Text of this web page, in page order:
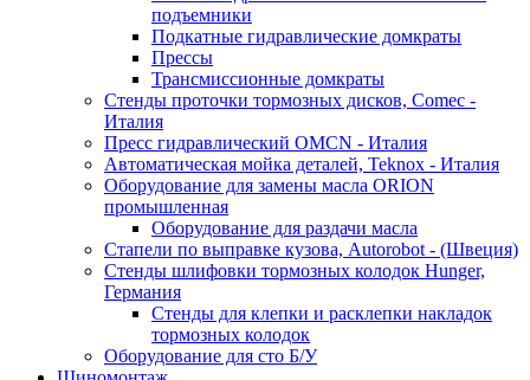
подъемники
Подкатные гидравлические домкраты
Прессы
Трансмиссионные домкраты
Стенды проточки тормозных дисков, Comec -
Италия
Пресс гидравлический OMCN - Италия
Автоматическая мойка деталей, Teknox - Италия
Оборудование для замены масла ORION
промышленная
Оборудование для раздачи масла
Стапели по выправке кузова, Autorobot - (Швеция)
Стенды шлифовки тормозных колодок Hunger,
Германия
Стенды для клепки и расклепки накладок
тормозных колодок
Оборудование для сто Б/У